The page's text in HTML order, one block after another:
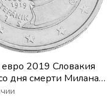
2019 Словакия
дня смерти Милана
Штефаника»